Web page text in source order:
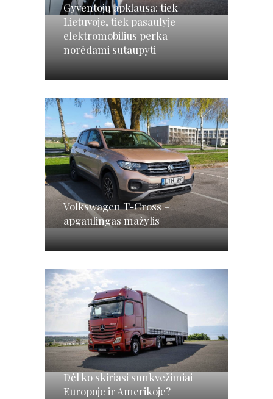
Gyventojų apklausa: tiek
Lietuvoje, tiek pasaulyje
elektromobilius perka
norėdami sutaupyti
Volkswagen T-Cross –
apgaulingas mažylis
Dėl ko skiriasi sunkvežimiai
Europoje ir Amerikoje?